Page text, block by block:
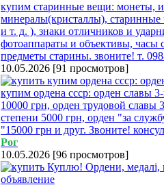
купим старинные вещи: монеты,
минералы(кристаллы),
и т. д. ), знаки отличников и
фотоаппараты и объективы, часы
предметы старины. звоните! т.
10.05.2026 [91 просмотров]
купим ордена ссср: орден славы
10000 грн, орден трудовой славы
степени 5000 грн, орден "за
"15000 грн и друг. Звоните!
Рог
10.05.2026 [96 просмотров]